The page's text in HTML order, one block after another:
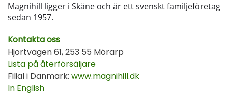
Magnihill ligger i Skåne och är ett svenskt familjeföretag
sedan 1957.
Kontakta oss
Hjortvägen 61, 253 55 Mörarp
Lista på återförsäljare
Filial i Danmark: www.magnihill.dk
In English